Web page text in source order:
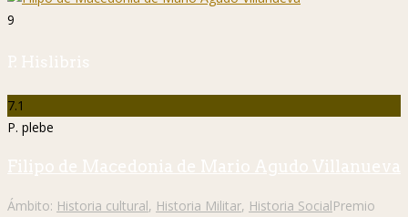
9
P. Hislibris
7.1
P. plebe
Filipo de Macedonia de Mario Agudo Villanueva
Ámbito: Historia cultural, Historia Militar, Historia SocialPremio